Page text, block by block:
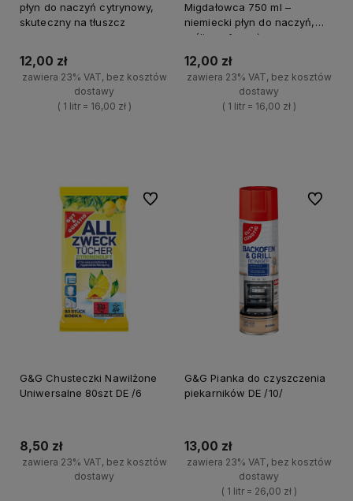
płyn do naczyń cytrynowy,
skuteczny na tłuszcz
12,00 zł
zawiera 23% VAT, bez kosztów
dostawy
( 1 litr = 16,00 zł )
Migdałowca 750 ml –
niemiecki płyn do naczyń,
roślinna formuła
12,00 zł
zawiera 23% VAT, bez kosztów
dostawy
( 1 litr = 16,00 zł )
G&G Chusteczki Nawilżone
Uniwersalne 80szt DE /6
8,50 zł
zawiera 23% VAT, bez kosztów
dostawy
Do ulubionych
G&G Pianka do czyszczenia
piekarników DE /10/
13,00 zł
zawiera 23% VAT, bez kosztów
dostawy
( 1 litr = 26,00 zł )
Do